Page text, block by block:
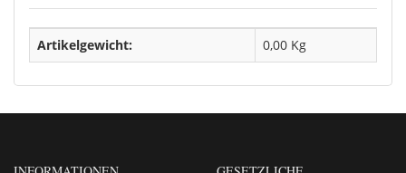
Artikelgewicht: 0,00 Kg